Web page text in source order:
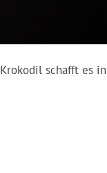
schafft es in